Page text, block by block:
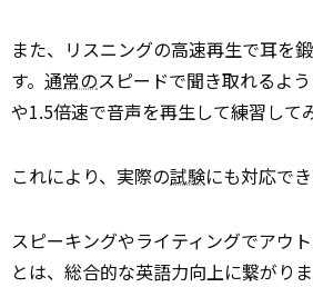
また、リスニングの高速再生で耳を
す。 通常のスピードで聞き取れるよ
や1.5倍速で音声を再生して練習して
これにより、実際の試験にも対応で
スピーキングやライティングでアウ
とは、総合的な英語力向上に繋がり